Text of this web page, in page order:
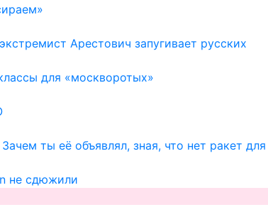
Арестович запугивает русских
для «москворотых»
ты её объявлял, зная, что нет ракет
не сдюжили